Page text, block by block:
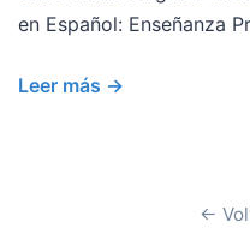
en Español: Enseñanza
Leer más →
←